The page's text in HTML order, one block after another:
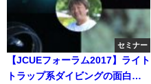
セミナー
【JCUEフォーラム2017】ライト
トラップ系ダイビングの面白さ